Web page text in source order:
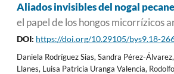
Aliados invisibles del nogal
el papel de los hongos micorrízicos
DOI: https://doi.org/10.29105/bys9.18-
Daniela Rodríguez Sias, Sandra Pérez-
Llanes, Luisa Patricia Uranga Valencia,